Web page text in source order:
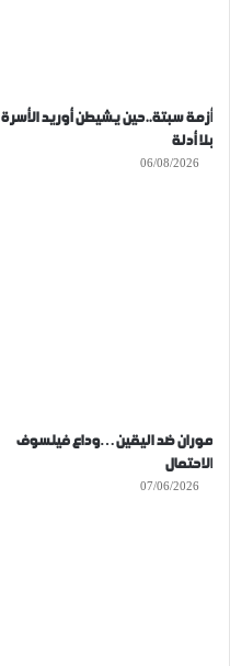
أزمة سبتة..حين يشيطن أوريد الأسرة
بلا أدلة
06/08/2026
موران ضد اليقين…وداع فيلسوف
الاحتمال
07/06/2026